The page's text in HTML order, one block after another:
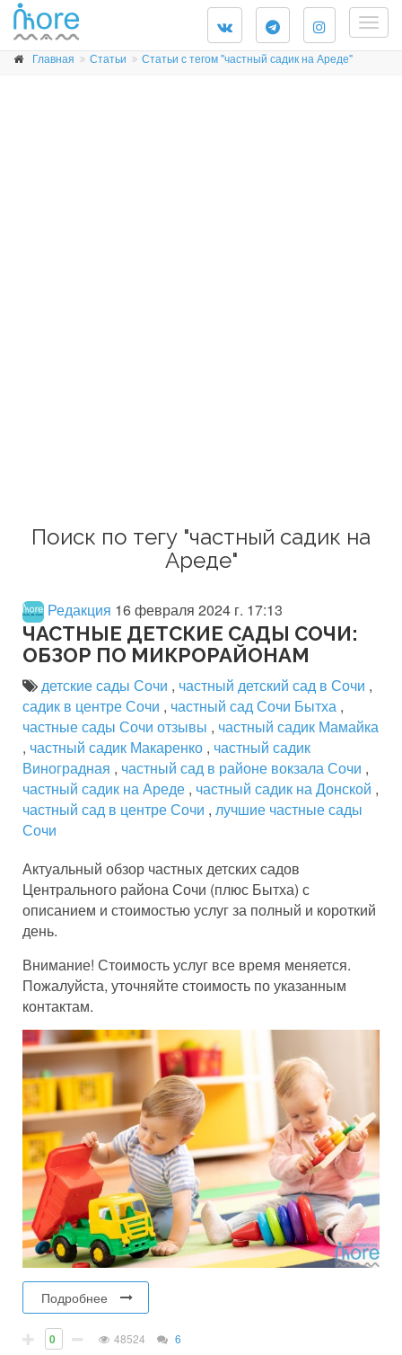
Главная Статьи Статьи с тегом "частный садик на Ареде"
Поиск по тегу "частный садик на
Ареде"
Редакция 16 февраля 2024 г. 17:13
ЧАСТНЫЕ ДЕТСКИЕ САДЫ СОЧИ:
ОБЗОР ПО МИКРОРАЙОНАМ
детские сады Сочи , частный детский сад в Сочи ,
садик в центре Сочи , частный сад Сочи Бытха ,
частные сады Сочи отзывы , частный садик Мамайка
, частный садик Макаренко , частный садик
Виноградная , частный сад в районе вокзала Сочи ,
частный садик на Ареде , частный садик на Донской ,
частный сад в центре Сочи , лучшие частные сады
Сочи
Актуальный обзор частных детских садов
Центрального района Сочи (плюс Бытха) с
описанием и стоимостью услуг за полный и короткий
день.
Внимание! Стоимость услуг все время меняется.
Пожалуйста, уточняйте стоимость по указанным
контактам.
Подробнее
0 48524 6